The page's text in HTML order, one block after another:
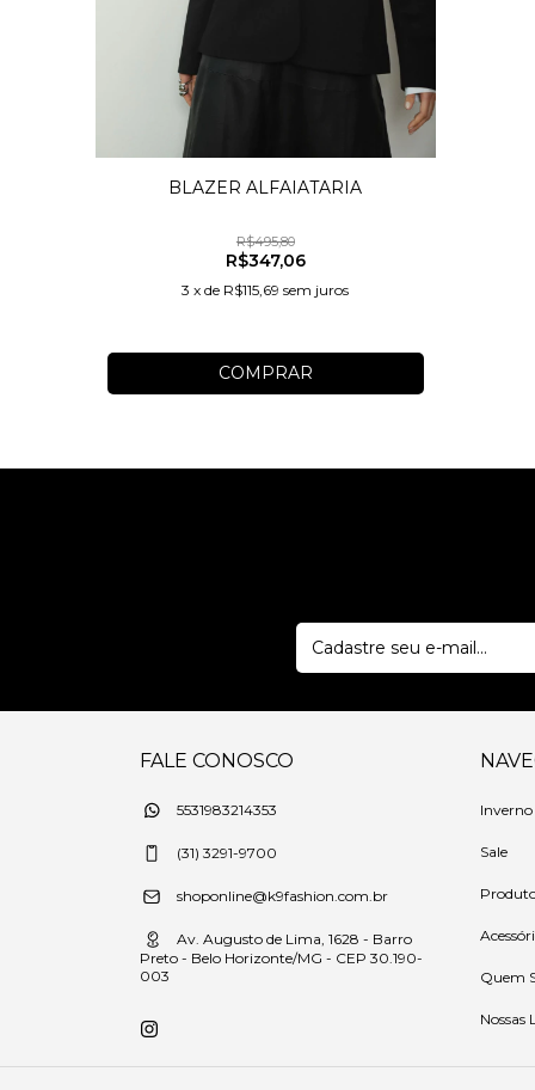
BLAZER ALFAIATARIA
R$495,80
R$347,06
3 xde R$115,69 sem juros
COMPRAR
FALE CONOSCO
5531983214353
(31) 3291-9700
shoponline@k9fashion.com.br
Av. Augusto de Lima, 1628 - Barro
Preto - Belo Horizonte/MG - CEP 30.190-
003
Inverno
Sale
Quem
Nossas